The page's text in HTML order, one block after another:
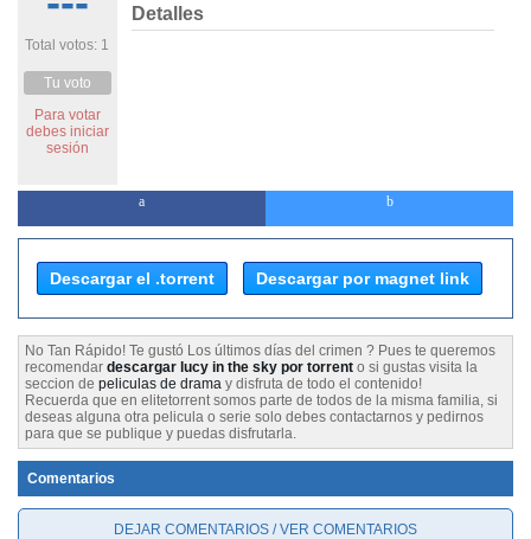
Total votos: 1
Tu voto
Para votar
debes iniciar
sesión
Detalles
Descargar el .torrent Descargar por magnet link
No Tan Rápido! Te gustó Los últimos días del crimen ? Pues te queremos
recomendar descargar lucy in the sky por torrent o si gustas visita la
seccion de peliculas de drama y disfruta de todo el contenido!
Recuerda que en elitetorrent somos parte de todos de la misma familia, si
deseas alguna otra pelicula o serie solo debes contactarnos y pedirnos
para que se publique y puedas disfrutarla.
Comentarios
DEJAR COMENTARIOS / VER COMENTARIOS